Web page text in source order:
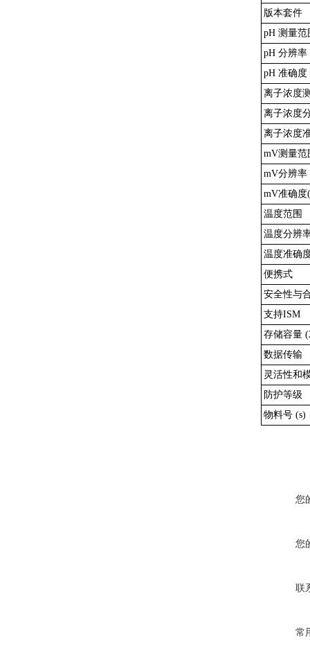
版本套件
pH 测量范
pH 分辨率
pH 准确度
离子浓度
离子浓度
离子浓度
mV测量范
mV分辨率
mV准确度
温度范围
温度分辨
温度准确
便携式
安全性与
支持ISM
存储容量
数据传输
灵活性和
防护等级
物料号 (s)
您
您
联
常